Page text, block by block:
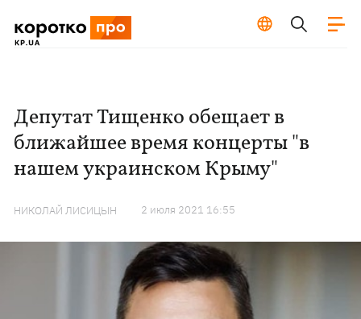
Депутат Тищенко обещает в
ближайшее время концерты "в
нашем украинском Крыму"
НИКОЛАЙ ЛИСИЦЫН 2 июля 2021 16:55